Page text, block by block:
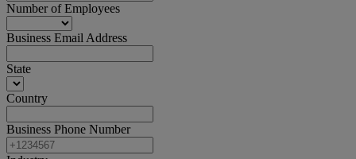
Number of Employees
Business Email Address
State
Country
Business Phone Number